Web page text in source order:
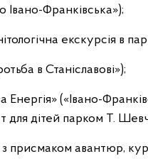
Івано-Франківська»);
екскурсія в
в Станіславові»);
(«Івано-
для дітей парком Т.
присмаком авантюр,